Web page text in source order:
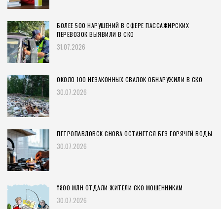
БОЛЕЕ 500 НАРУШЕНИЙ В СФЕРЕ ПАССАЖИРСКИХ
ПЕРЕВОЗОК ВЫЯВИЛИ В СКО
31.07.2026
ОКОЛО 100 НЕЗАКОННЫХ СВАЛОК ОБНАРУЖИЛИ В СКО
30.07.2026
ПЕТРОПАВЛОВСК СНОВА ОСТАНЕТСЯ БЕЗ ГОРЯЧЕЙ ВОДЫ
30.07.2026
₸800 МЛН ОТДАЛИ ЖИТЕЛИ СКО МОШЕННИКАМ
30.07.2026